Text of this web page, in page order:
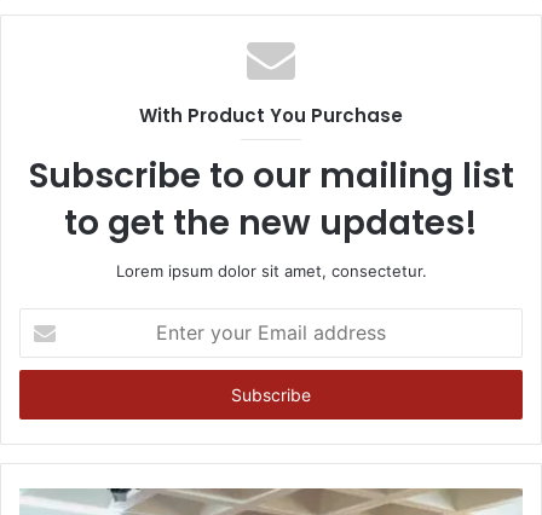
With Product You Purchase
Subscribe to our mailing list
to get the new updates!
Lorem ipsum dolor sit amet, consectetur.
your
Email